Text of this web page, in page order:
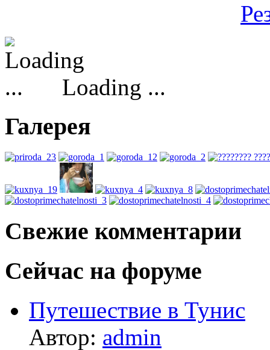
Loading ...
Галерея
Свежие комментарии
Сейчас на форуме
Путешествие в Тунис
Автор: admin